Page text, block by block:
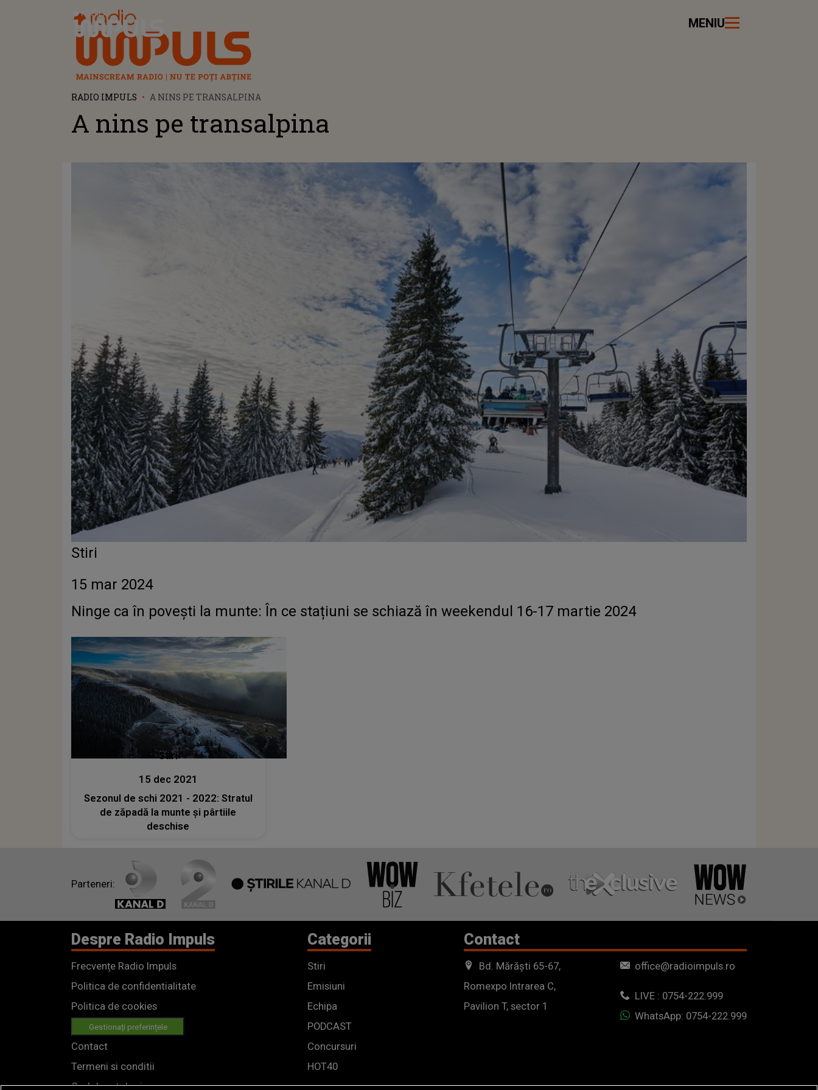
Radio Impuls MENIU
RADIO IMPULS A NINS PE TRANSALPINA
A nins pe transalpina
Stiri
15 mar 2024
Ninge ca în povești la munte: În ce stațiuni se schiază în weekendul 16-17 martie 2024
Stiri
15 dec 2021
Sezonul de schi 2021 - 2022: Stratul
de zăpadă la munte şi pârtiile
deschise
Parteneri:
Despre Radio Impuls
Frecvențe Radio Impuls
Politica de confidentialitate
Politica de cookies
Gestionați preferințele
Contact
Termeni si conditii
Cod deontologic
Categorii
Stiri
Emisiuni
Echipa
PODCAST
Concursuri
HOT40
Contact
Bd. Mărăști 65-67,
Romexpo Intrarea C,
Pavilion T, sector 1
office@radioimpuls.ro
LIVE : 0754-222.999
WhatsApp: 0754-222.999